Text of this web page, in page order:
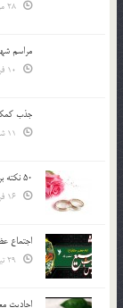
مراسم
جذب کمک
50 نکته برای ازدواج موفق
اجتماع
احادیث